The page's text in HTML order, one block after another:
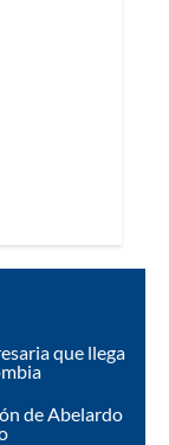
que llega
de Abelardo